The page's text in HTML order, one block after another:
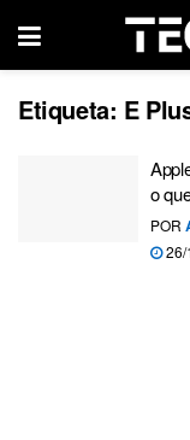
Etiqueta: E
o
POR
26/